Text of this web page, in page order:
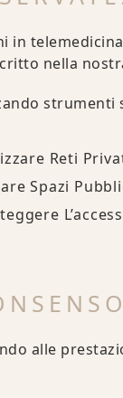
in
nella
strumenti
Reti
Spazi
alle